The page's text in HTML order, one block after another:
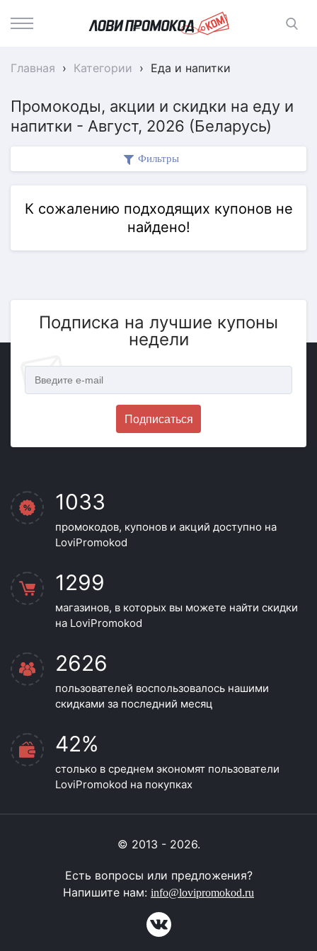
Главная › Категории › Еда и напитки
Промокоды, акции и скидки на еду и
напитки - Август, 2026 (Беларусь)
Фильтры
К сожалению подходящих купонов не
найдено!
Подписка на лучшие купоны
недели
Подписаться
1033
промокодов, купонов и акций доступно на
LoviPromokod
1299
магазинов, в которых вы можете найти скидки
на LoviPromokod
2626
пользователей воспользовалось нашими
скидками за последний месяц
42%
столько в среднем экономят пользователи
LoviPromokod на покупках
© 2013 - 2026.
Есть вопросы или предложения?
Напишите нам: info@lovipromokod.ru